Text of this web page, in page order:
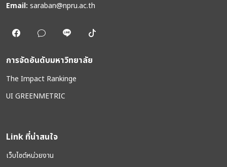
Email: saraban@npru.ac.th
การจัดอันดับมหาวิทยาลัย
The Impact Rankinge
UI GREENMETRIC
Link ที่น่าสนใจ
เว็บไซต์หน่วยงาน